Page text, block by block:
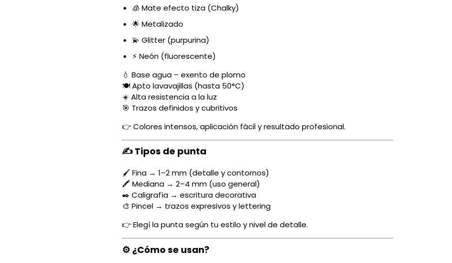
🧊 Mate efecto tiza (Chalky)
🌟 Metalizado
💫 Glitter (purpurina)
⚡ Neón (fluorescente)
💧 Base agua – exento de plomo
🍽️ Apto lavavajillas (hasta 50°C)
☀️ Alta resistencia a la luz
🎯 Trazos definidos y cubritivos
👉 Colores intensos, aplicación fácil y resultado profesional.
✍️ Tipos de punta
🖌️ Fina → 1–2 mm (detalle y contornos)
🖍️ Mediana → 2–4 mm (uso general)
✒️ Caligrafía → escritura decorativa
🎨 Pincel → trazos expresivos y lettering
👉 Elegí la punta según tu estilo y nivel de detalle.
⚙️ ¿Cómo se usan?